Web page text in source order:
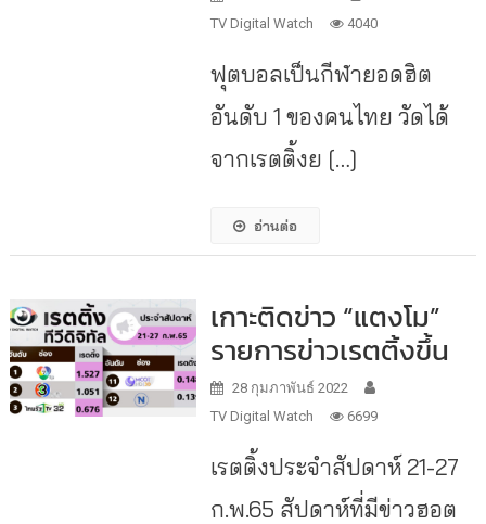
TV Digital Watch
4040
ฟุตบอลเป็นกีฬายอดฮิต
อันดับ 1 ของคนไทย วัดได้
จากเรตติ้งย […]
อ่านต่อ
เกาะติดข่าว “แตงโม”
รายการข่าวเรตติ้งขึ้น
28 กุมภาพันธ์ 2022
TV Digital Watch
6699
เรตติ้งประจำสัปดาห์ 21-27
ก.พ.65 สัปดาห์ที่มีข่าวฮอต